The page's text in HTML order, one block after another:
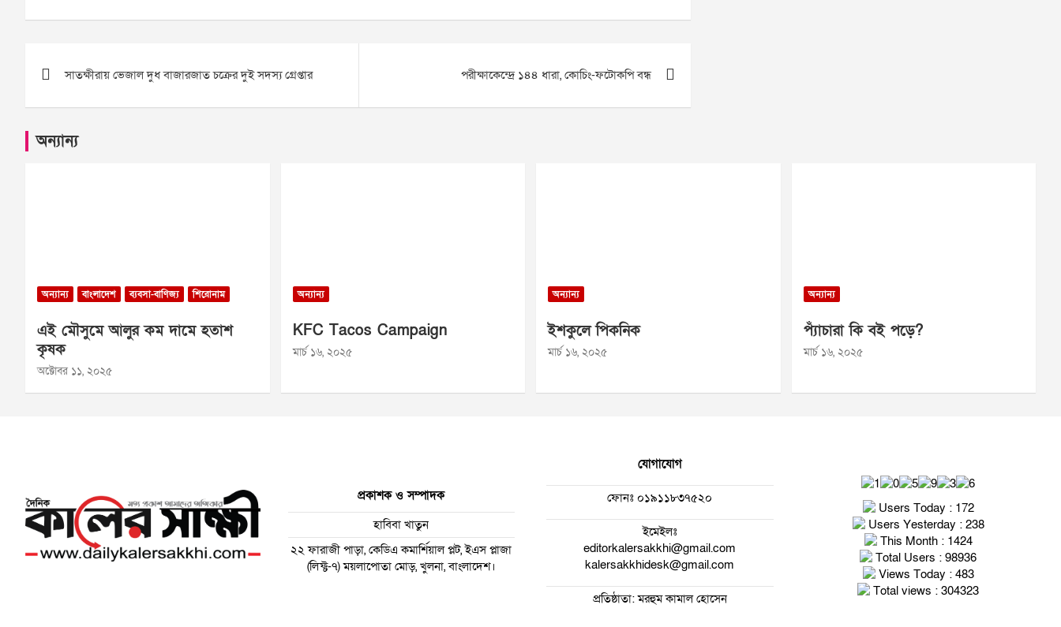
navigation
সাতক্ষীরায় ভেজাল দুধ বাজারজাত চক্রের দুই সদস্য গ্রেপ্তার পরীক্ষাকেন্দ্রে ১৪৪ ধারা, কোচিং-ফটোকপি বন্ধ
অন্যান্য
অন্যান্য বাংলাদেশ ব্যবসা-বাণিজ্য শিরোনাম
এই মৌসুমে আলুর কম দামে হতাশ
কৃষক
অক্টোবর ১১, ২০২৫
অন্যান্য
KFC Tacos Campaign
মার্চ ১৬, ২০২৫
অন্যান্য
ইশকুলে পিকনিক
মার্চ ১৬, ২০২৫
অন্যান্য
প্যাঁচারা কি বই পড়ে?
মার্চ ১৬, ২০২৫
প্রকাশক ও সম্পাদক
হাবিবা খাতুন
২২ ফারাজী পাড়া, কেডিএ কমার্শিয়াল প্লট, ইএস প্লাজা
(লিফ্ট-৭) ময়লাপোতা মোড়, খুলনা, বাংলাদেশ।
যোগাযোগ
ফোনঃ ০১৯১১৮৩৭৫২০
ইমেইলঃ
editorkalersakkhi@gmail.com
kalersakkhidesk@gmail.com
প্রতিষ্ঠাতা: মরহুম কামাল হোসেন
Users Today : 172
Users Yesterday : 238
This Month : 1424
Total Users : 98936
Views Today : 483
Total views : 304323